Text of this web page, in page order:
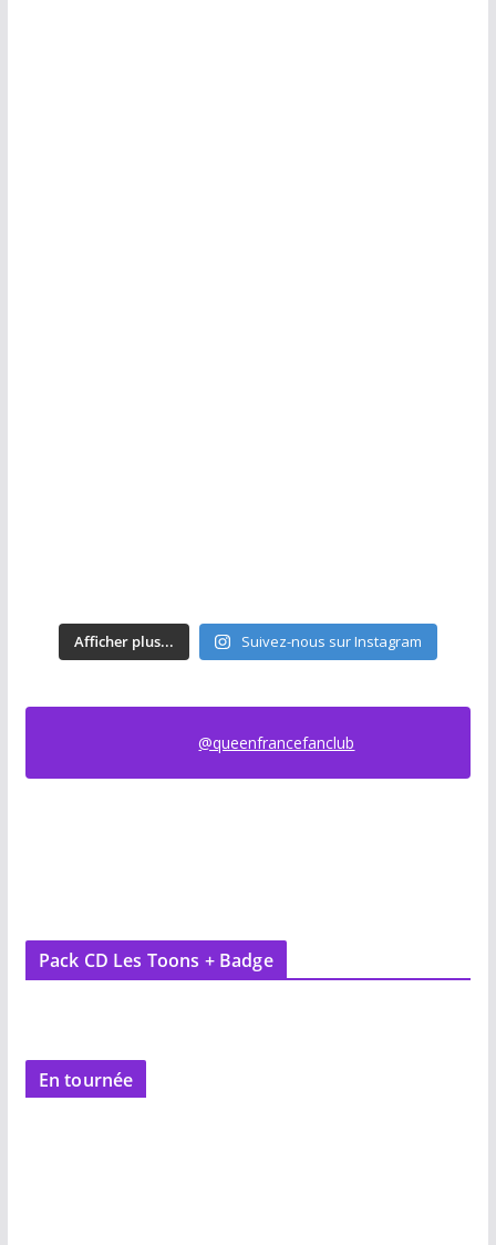
Afficher plus... Suivez-nous sur Instagram
@queenfrancefanclub
Pack CD Les Toons + Badge
En tournée